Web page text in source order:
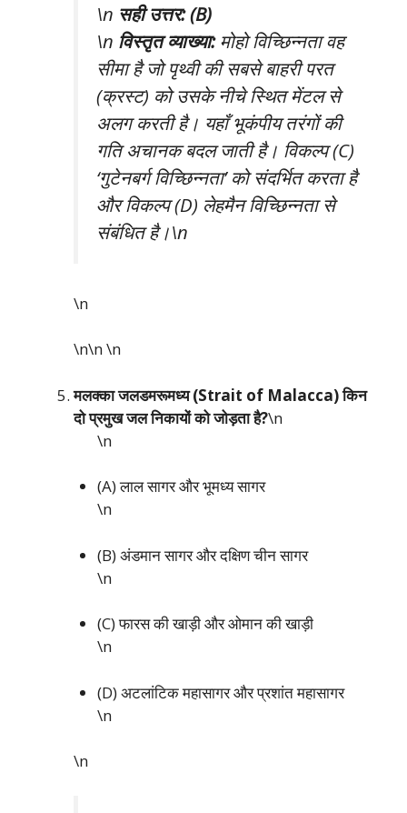
\n सही उत्तर: (B)
\n विस्तृत व्याख्या:मोहो विच्छिन्नता वह
सीमा है जो पृथ्वी की सबसे बाहरी परत
(क्रस्ट) को उसके नीचे स्थित मेंटल से
अलग करती है। यहाँ भूकंपीय तरंगों की
गति अचानक बदल जाती है। विकल्प (C)
‘गुटेनबर्ग विच्छिन्नता’ को संदर्भित करता है
और विकल्प (D) लेहमैन विच्छिन्नता से
संबंधित है।\n
\n
\n\n\n
मलक्का जलडमरूमध्य (Strait of Malacca) किन
दो प्रमुख जल निकायों को जोड़ता है?\n
\n
(A) लाल सागर और भूमध्य सागर
\n
(B) अंडमान सागर और दक्षिण चीन सागर
\n
(C) फारस की खाड़ी और ओमान की खाड़ी
\n
(D) अटलांटिक महासागर और प्रशांत महासागर
\n
\n